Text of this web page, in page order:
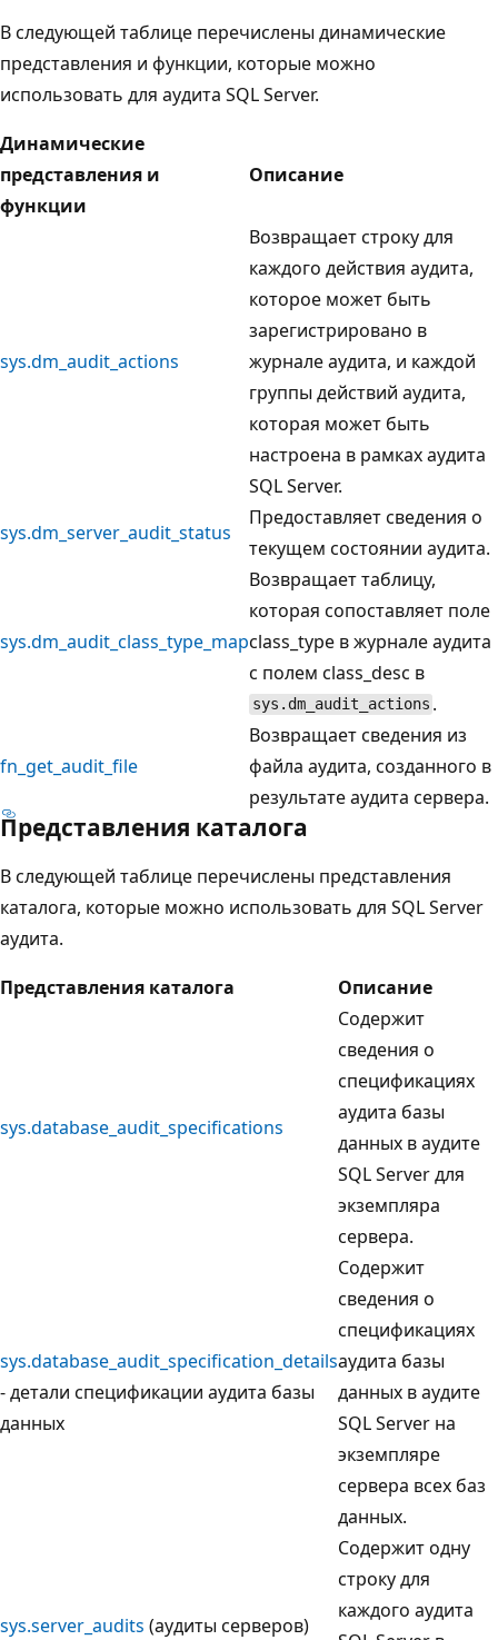
В следующей таблице перечислены динамические
представления и функции, которые можно
использовать для аудита SQL Server.
Динамические
представления и
функции
Описание
sys.dm_audit_actions
Возвращает строку для
каждого действия аудита,
которое может быть
зарегистрировано в
журнале аудита, и каждой
группы действий аудита,
которая может быть
настроена в рамках аудита
SQL Server.
sys.dm_server_audit_status
Предоставляет сведения о
текущем состоянии аудита.
sys.dm_audit_class_type_map
Возвращает таблицу,
которая сопоставляет поле
class_type в журнале аудита
с полем class_desc в
sys.dm_audit_actions .
fn_get_audit_file
Возвращает сведения из
файла аудита, созданного в
результате аудита сервера.
Представления каталога
В следующей таблице перечислены представления
каталога, которые можно использовать для SQL Server
аудита.
Представления каталога
Описание
sys.database_audit_specifications
Содержит
сведения о
спецификациях
аудита базы
данных в аудите
SQL Server для
экземпляра
сервера.
sys.database_audit_specification_details
- детали спецификации аудита базы
данных
Содержит
сведения о
спецификациях
аудита базы
данных в аудите
SQL Server на
экземпляре
сервера всех баз
данных.
sys.server_audits (аудиты серверов)
Содержит одну
строку для
каждого аудита